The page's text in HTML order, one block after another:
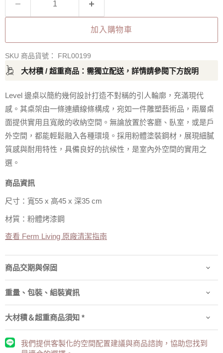
加入購物車
SKU 商品貨號： FRL00199
大材積 / 超重商品：需獨立配送，詳情請參閱下方說明
Level 邊桌以簡約幾何設計打造不對稱的引人輪廓，充滿現代
感。其桌架由一條連續線條構成，宛如一件雕塑藝術品，兩層桌
面提供實用且寬敞的收納空間。無論放置於客廳、臥室，或是戶
外空間，都能輕鬆融入各種環境。採用粉體塗裝鋼材，展現細膩
質感與耐用特性，具備良好的抗候性，是室內外空間的實用之
選。
商品資訊
尺寸：寬55 x 高45 x 深35 cm
材質：粉體烤漆鋼
查看 Ferm Living 原廠清潔指南
商品交期與保固
重量、包裝、組裝資訊
大材積＆超重商品須知 *
我們提供客製化的空間配置建議與商品諮詢，協助您找到